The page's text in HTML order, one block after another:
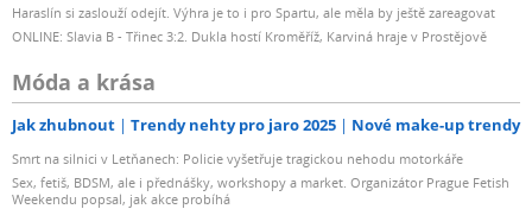
Haraslín si zaslouží odejít. Výhra je to i pro Spartu, ale měla by ještě zareagovat
ONLINE: Slavia B - Třinec 3:2. Dukla hostí Kroměříž, Karviná hraje v Prostějově
Móda a krása
Jak zhubnout Trendy nehty pro jaro 2025 Nové make-up trendy
Smrt na silnici v Letňanech: Policie vyšetřuje tragickou nehodu motorkáře
Sex, fetiš, BDSM, ale i přednášky, workshopy a market. Organizátor Prague Fetish
Weekendu popsal, jak akce probíhá